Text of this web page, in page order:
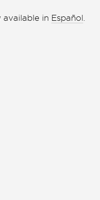
available in Español.